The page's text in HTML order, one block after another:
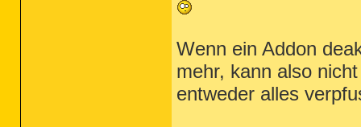
Wenn ein Addon
mehr, kann also
entweder alles